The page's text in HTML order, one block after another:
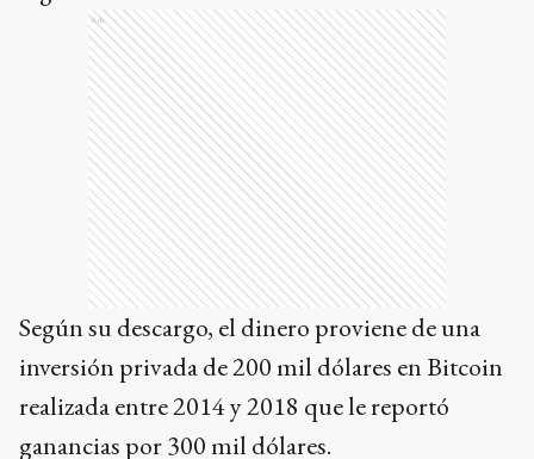
Ads
Según su descargo, el dinero proviene de una
inversión privada de 200 mil dólares en Bitcoin
realizada entre 2014 y 2018 que le reportó
ganancias por 300 mil dólares.